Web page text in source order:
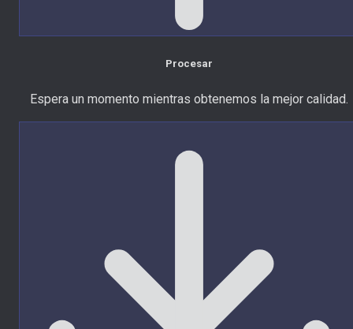
Procesar
Espera un momento mientras obtenemos la mejor calidad.